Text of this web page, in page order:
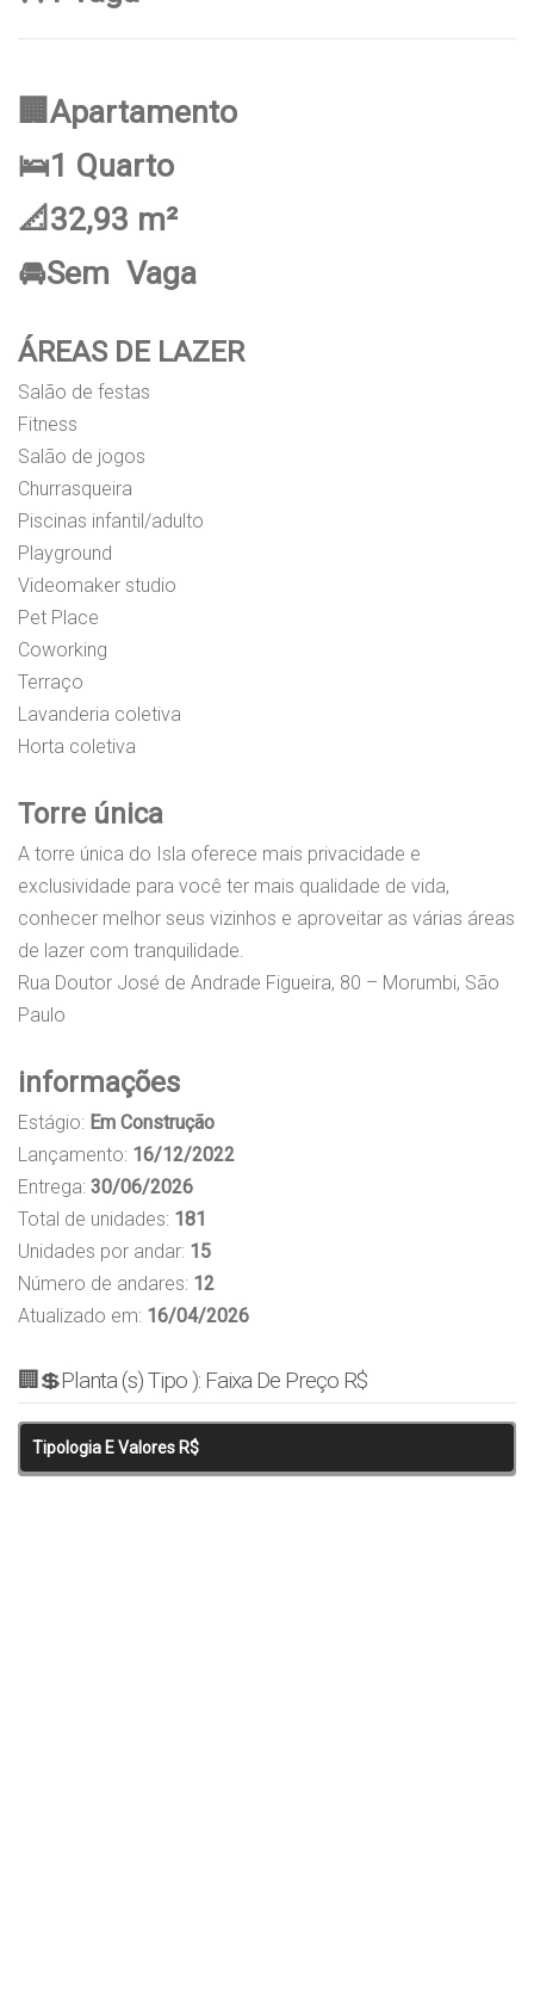
🏢Apartamento
🛌1 Quarto
📐32,93 m²
🚘Sem Vaga
ÁREAS DE LAZER
Salão de festas
Fitness
Salão de jogos
Churrasqueira
Piscinas infantil/adulto
Playground
Videomaker studio
Pet Place
Coworking
Terraço
Lavanderia coletiva
Horta coletiva
Torre única
A torre única do Isla oferece mais privacidade e
exclusividade para você ter mais qualidade de vida,
conhecer melhor seus vizinhos e aproveitar as várias áreas
de lazer com tranquilidade.
Rua Doutor José de Andrade Figueira, 80 – Morumbi, São
Paulo
informações
Estágio: Em Construção
Lançamento: 16/12/2022
Entrega: 30/06/2026
Total de unidades: 181
Unidades por andar: 15
Número de andares: 12
Atualizado em: 16/04/2026
🏢💲Planta (s) Tipo ): Faixa De Preço R$
Tipologia E Valores R$